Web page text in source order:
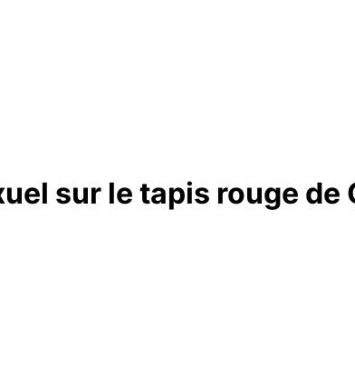
sur le tapis rouge de